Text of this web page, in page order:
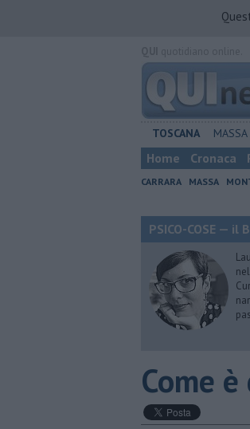
TOSCANA MASSA
Home Cronaca
CARRARA MASSA
PSICO-COSE — il
Come